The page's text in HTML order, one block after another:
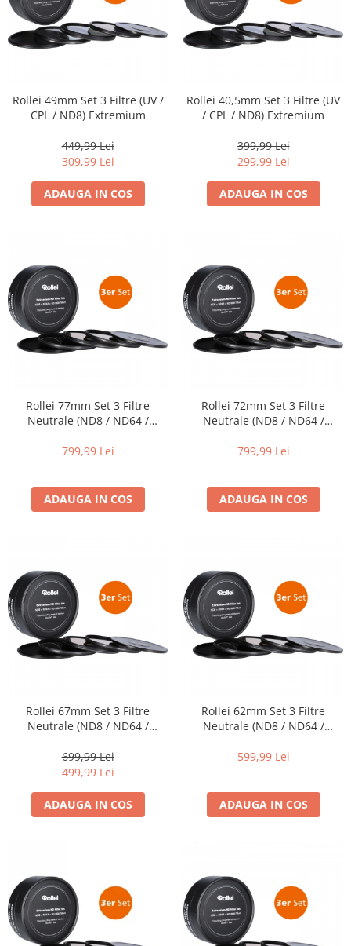
Camere Video Cinematice
Camere video de actiune
Acumulatori camere video
Stabilizatoare (Gimbal) / Steady
Huse Protectie / Ploaie camere
Camere Video Cinematice
Drone
Slider
Camere Video Compacte
Trepiede video
Trepied / Monopied Carbon
Trepiede pentru compacte /
Monopiede foto/video
Placute cap trepied
Huse trepied / stativ lumini
Sina Focus pentru Macro
Accesorii trepiede si monopiede
Blitz-uri studio
Blitz-uri mobile, cu acumulatori
Softbox-uri
Lampi lumina continua
Fundaluri
Suporti pentru fundaluri
Blende
Rollei 49mm Set 3 Filtre (UV /
CPL / ND8) Extremium
449,99 Lei
309,99 Lei
ADAUGA IN COS
Rollei 40,5mm Set 3 Filtre (UV
/ CPL / ND8) Extremium
399,99 Lei
299,99 Lei
ADAUGA IN COS
Rollei 77mm Set 3 Filtre
Neutrale (ND8 / ND64 /
799,99 Lei
ADAUGA IN COS
Rollei 72mm Set 3 Filtre
Neutrale (ND8 / ND64 /
799,99 Lei
ADAUGA IN COS
Rollei 67mm Set 3 Filtre
Neutrale (ND8 / ND64 /
699,99 Lei
499,99 Lei
ADAUGA IN COS
Rollei 62mm Set 3 Filtre
Neutrale (ND8 / ND64 /
599,99 Lei
ADAUGA IN COS